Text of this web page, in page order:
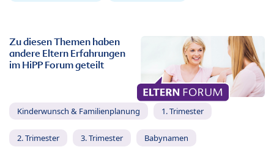
Zu diesen Themen haben
andere Eltern Erfahrungen
im HiPP Forum geteilt
Kinderwunsch & Familienplanung 1. Trimester
2. Trimester 3. Trimester Babynamen